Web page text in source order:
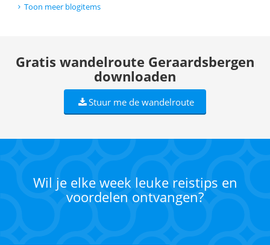
Toon meer blogitems
Gratis wandelroute Geraardsbergen
downloaden
Stuur me de wandelroute
Wil je elke week leuke reistips en
voordelen ontvangen?